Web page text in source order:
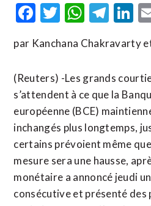
Facebook
Twitter
par Kanchana Chakravarty
(Reuters) -Les grands
s’attendent à ce que la
européenne (BCE)
inchangés plus longtemps,
certains prévoient même
mesure sera une hausse,
monétaire a annoncé jeudi
consécutive et présenté des